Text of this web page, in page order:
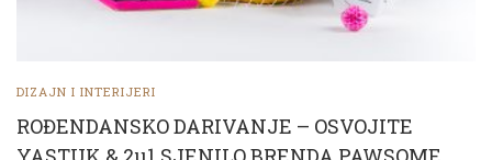
DIZAJN I INTERIJERI
ROĐENDANSKO DARIVANJE – OSVOJITE